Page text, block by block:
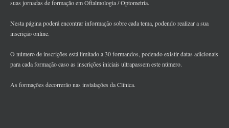
suas jornadas de formação em Oftalmologia / Optometria.
Nesta página poderá encontrar informação sobre cada tema, podendo realizar a sua
inscrição online.
O número de inscrições está limitado a 30 formandos, podendo existir datas adicionais
para cada formação caso as inscrições iniciais ultrapassem este número.
As formações decorrerão nas instalações da Clínica.